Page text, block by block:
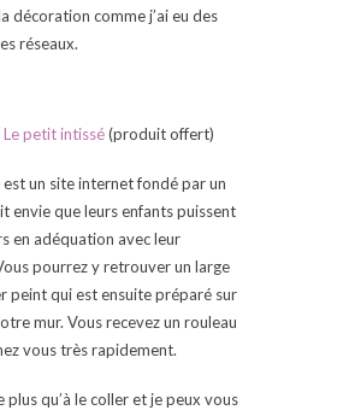
décoration comme j’ai eu des
réseaux.
Le petit intissé(produit offert)
un site internet fondé par un
envie que leurs enfants puissent
en adéquation avec leur
pourrez y retrouver un large
peint qui est ensuite préparé sur
mur. Vous recevez un rouleau
vous très rapidement.
plus qu’à le coller et je peux vous